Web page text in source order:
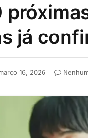
já
16, 2026